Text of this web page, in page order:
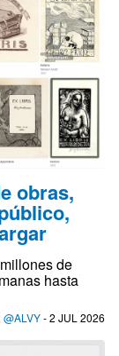
obras,
de
hasta
@ALVY- 2 JUL 2026